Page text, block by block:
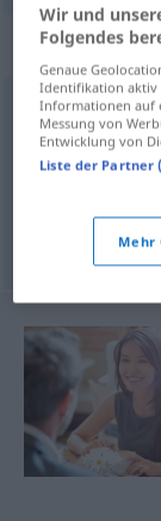
ansikt,hake,hår
nese,nesebor,
Wir und
Folgendes
Genaue
Identifikation aktiv
Informationen auf
Messung von
Entwicklung von
Liste der Partner
Mehr